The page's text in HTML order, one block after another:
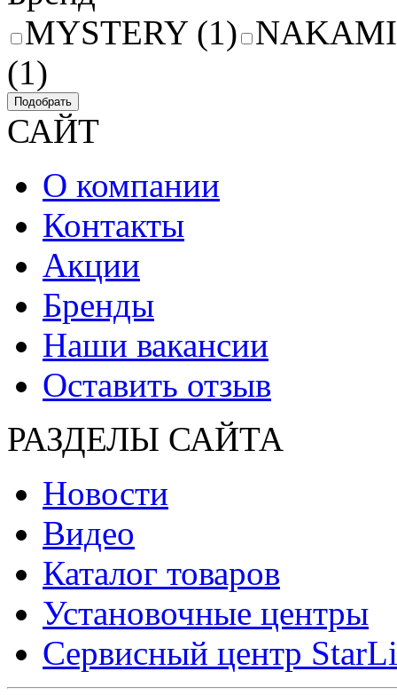
MYSTERY (1)
(1)
Подобрать
САЙТ
О компании
Контакты
Акции
Бренды
Наши вакансии
Оставить отзыв
РАЗДЕЛЫ САЙТА
Новости
Видео
Каталог товаров
Установочные центры
Сервисный центр